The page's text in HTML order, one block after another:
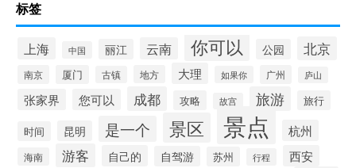
标签
上海 中国 丽江 云南 你可以 公园 北京
南京 厦门 古镇 地方 大理 如果你 广州 庐山
张家界 您可以 成都 攻略 故宫 旅游 旅行
时间 昆明 是一个 景区 景点 杭州
海南 游客 自己的 自驾游 苏州 行程 西安